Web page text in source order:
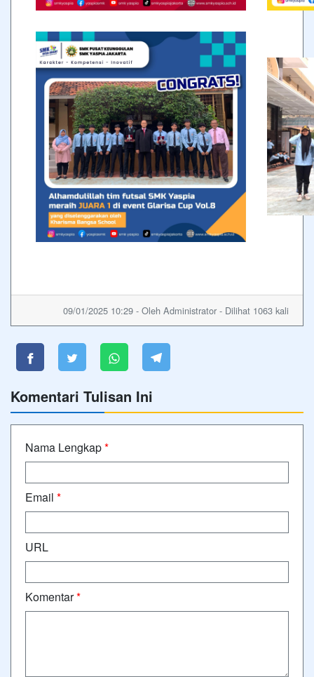
09/01/2025 10:29 - Oleh Administrator - Dilihat 1063 kali
Komentari Tulisan Ini
Nama Lengkap*
Email *
URL
Komentar*